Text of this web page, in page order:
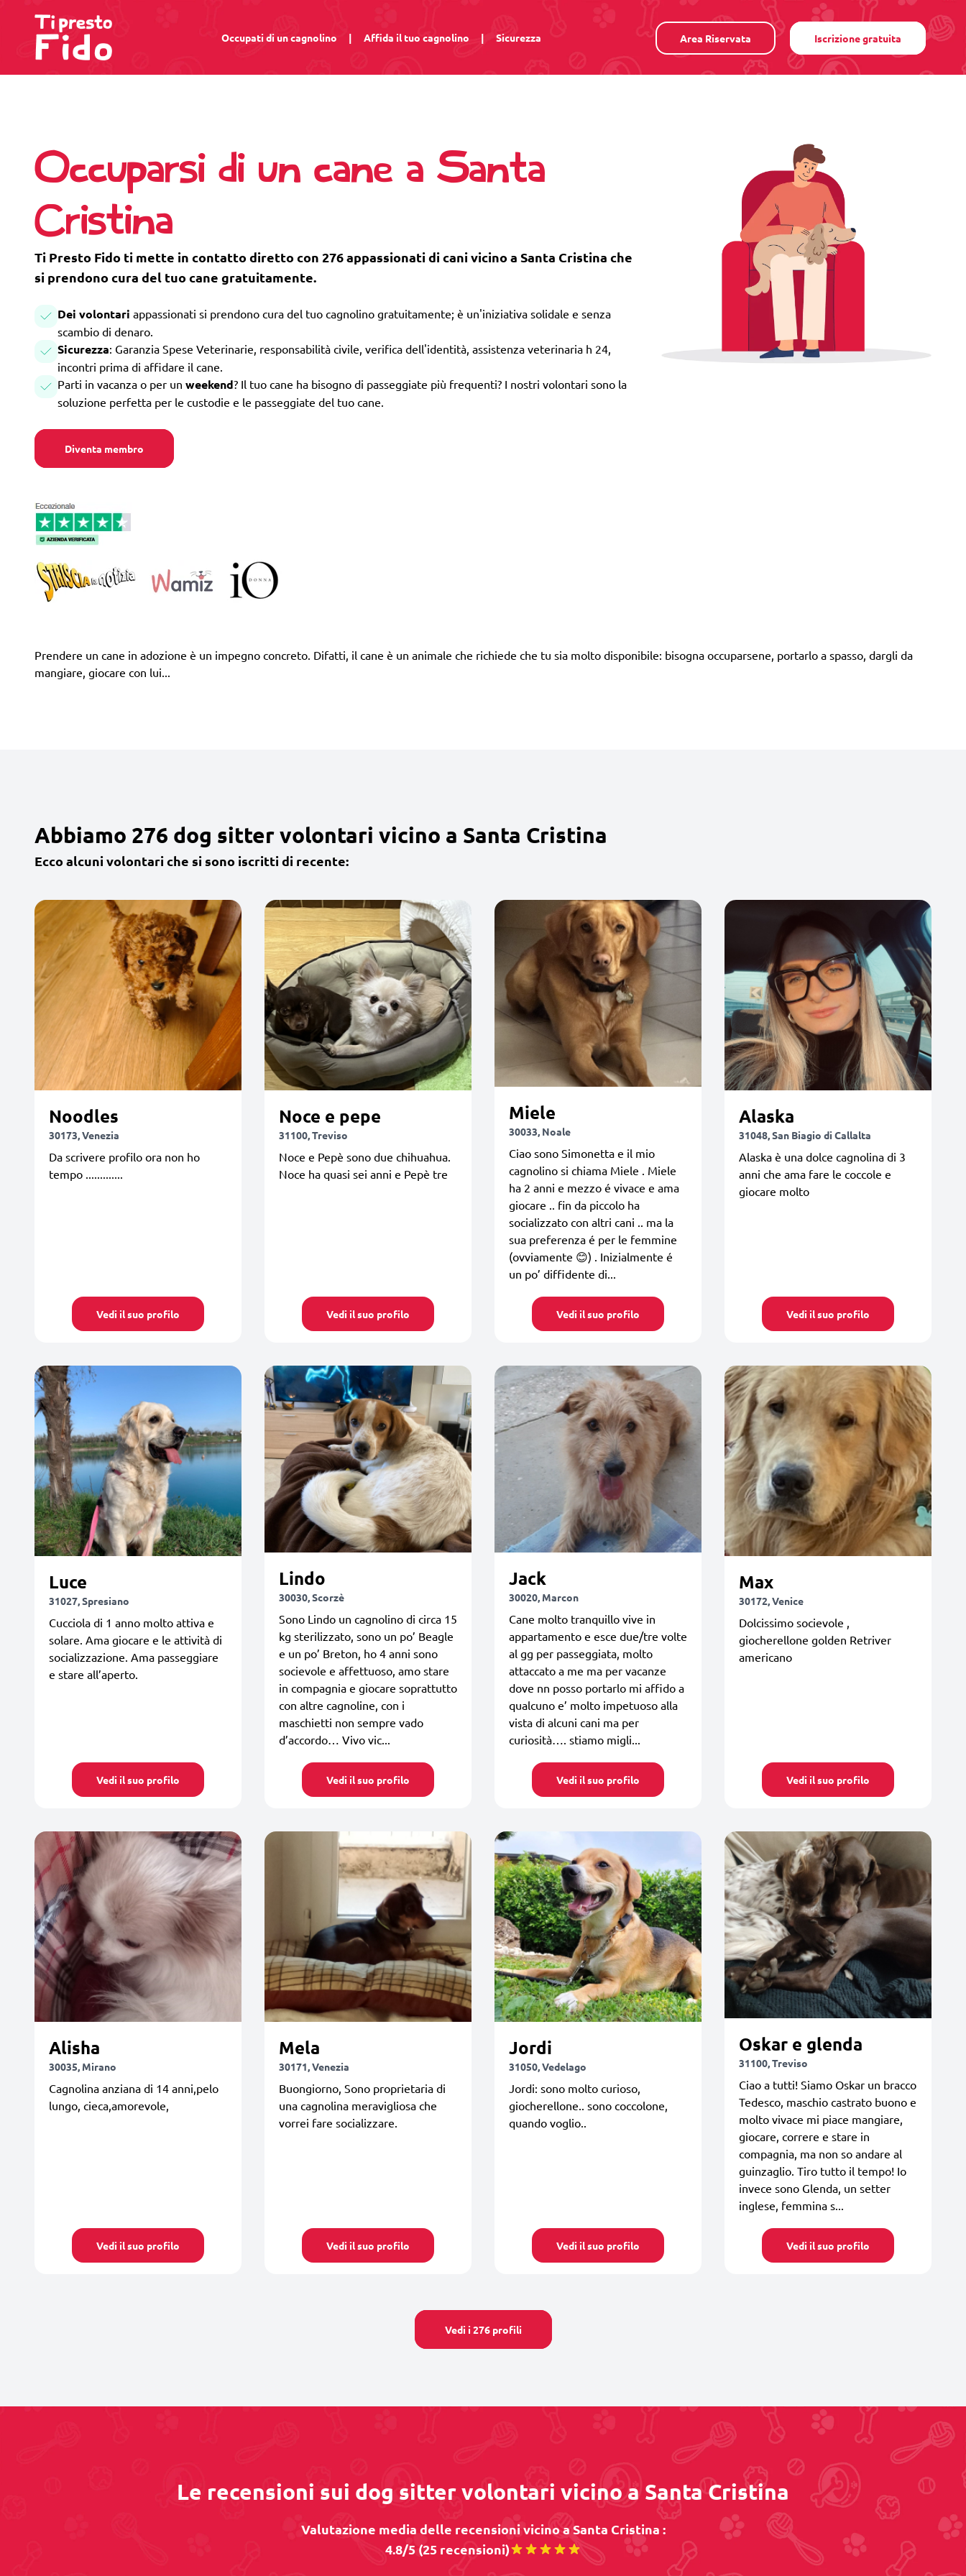
Occupati di un cagnolino | Affida il tuo cagnolino | Sicurezza Area Riservata Iscrizione gratuita
Occuparsi di un cane a Santa
Cristina
Ti Presto Fido ti mette in contatto diretto con 276 appassionati di cani vicino a Santa Cristina che
si prendono cura del tuo cane gratuitamente.
Dei volontari appassionati si prendono cura del tuo cagnolino gratuitamente; è un'iniziativa solidale e senza
scambio di denaro.
Sicurezza: Garanzia Spese Veterinarie, responsabilità civile, verifica dell'identità, assistenza veterinaria h 24,
incontri prima di affidare il cane.
Parti in vacanza o per un weekend? Il tuo cane ha bisogno di passeggiate più frequenti? I nostri volontari sono la
soluzione perfetta per le custodie e le passeggiate del tuo cane.
Diventa membro
Prendere un cane in adozione è un impegno concreto. Difatti, il cane è un animale che richiede che tu sia molto disponibile: bisogna occuparsene, portarlo a spasso, dargli da
mangiare, giocare con lui...
Abbiamo 276 dog sitter volontari vicino a Santa Cristina
Ecco alcuni volontari che si sono iscritti di recente:
Noodles
30173, Venezia
Da scrivere profilo ora non ho
tempo .............
Vedi il suo profilo
Noce e pepe
31100, Treviso
Noce e Pepè sono due chihuahua.
Noce ha quasi sei anni e Pepè tre
Vedi il suo profilo
Miele
30033, Noale
Ciao sono Simonetta e il mio
cagnolino si chiama Miele . Miele
ha 2 anni e mezzo é vivace e ama
giocare .. fin da piccolo ha
socializzato con altri cani .. ma la
sua preferenza é per le femmine
(ovviamente 😊) . Inizialmente é
un po’ diffidente di...
Vedi il suo profilo
Alaska
31048, San Biagio di Callalta
Alaska è una dolce cagnolina di 3
anni che ama fare le coccole e
giocare molto
Vedi il suo profilo
Luce
31027, Spresiano
Cucciola di 1 anno molto attiva e
solare. Ama giocare e le attività di
socializzazione. Ama passeggiare
e stare all’aperto.
Vedi il suo profilo
Lindo
30030, Scorzè
Sono Lindo un cagnolino di circa 15
kg sterilizzato, sono un po’ Beagle
e un po’ Breton, ho 4 anni sono
socievole e affettuoso, amo stare
in compagnia e giocare soprattutto
con altre cagnoline, con i
maschietti non sempre vado
d’accordo… Vivo vic...
Vedi il suo profilo
Jack
30020, Marcon
Cane molto tranquillo vive in
appartamento e esce due/tre volte
al gg per passeggiata, molto
attaccato a me ma per vacanze
dove nn posso portarlo mi affido a
qualcuno e’ molto impetuoso alla
vista di alcuni cani ma per
curiosità…. stiamo migli...
Vedi il suo profilo
Max
30172, Venice
Dolcissimo socievole ,
giocherellone golden Retriver
americano
Vedi il suo profilo
Alisha
30035, Mirano
Cagnolina anziana di 14 anni,pelo
lungo, cieca,amorevole,
Vedi il suo profilo
Mela
30171, Venezia
Buongiorno, Sono proprietaria di
una cagnolina meravigliosa che
vorrei fare socializzare.
Vedi il suo profilo
Jordi
31050, Vedelago
Jordi: sono molto curioso,
giocherellone.. sono coccolone,
quando voglio..
Vedi il suo profilo
Oskar e glenda
31100, Treviso
Ciao a tutti! Siamo Oskar un bracco
Tedesco, maschio castrato buono e
molto vivace mi piace mangiare,
giocare, correre e stare in
compagnia, ma non so andare al
guinzaglio. Tiro tutto il tempo! Io
invece sono Glenda, un setter
inglese, femmina s...
Vedi il suo profilo
Vedi i 276 profili
Le recensioni sui dog sitter volontari vicino a Santa Cristina
Valutazione media delle recensioni vicino a Santa Cristina :
4.8/5 (25 recensioni)